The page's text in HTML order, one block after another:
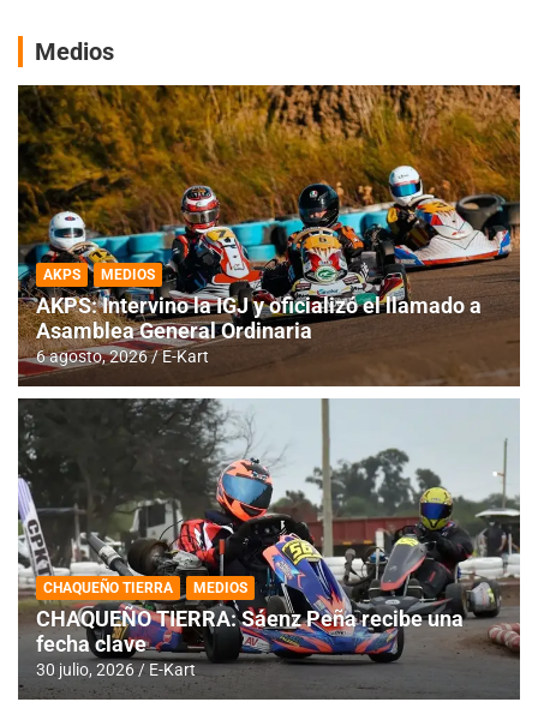
Medios
AKPS MEDIOS
AKPS: Intervino la IGJ y oficializó el llamado a
Asamblea General Ordinaria
6 agosto, 2026 E-Kart
CHAQUEÑO TIERRA MEDIOS
CHAQUEÑO TIERRA: Sáenz Peña recibe una
fecha clave
30 julio, 2026 E-Kart